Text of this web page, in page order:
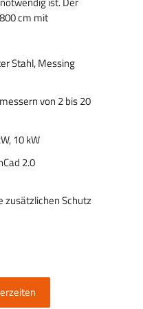
cm mit
Stahl, Messing
von 2 bis 20
10 kW
2.0
zusätzlichen Schutz